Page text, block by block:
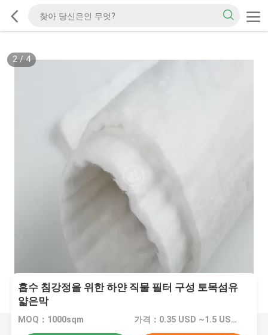
2/ 4
흡수 침강정을 위한 하얀 직물 필터 구성 토목섬유
얇은막
MOQ：1000sqm 가격：0.35 USD ~1.5 USD per piece